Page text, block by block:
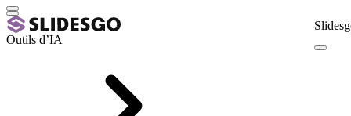
Outils d’IA